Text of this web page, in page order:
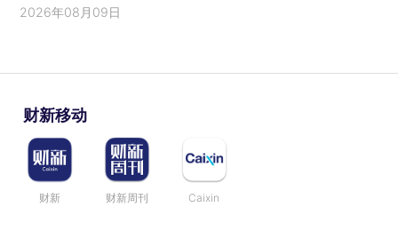
2026年08月09日
财新移动
财新 财新周刊 Caixin